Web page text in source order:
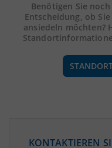
Benötigen Sie
Entscheidung, ob
ansiedeln möchten?
KONTAKTIEREN